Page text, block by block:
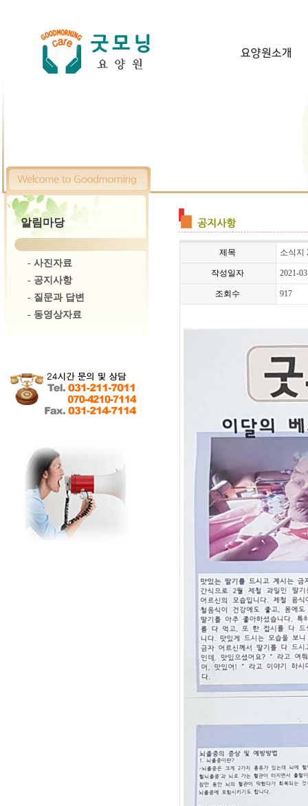
요양원소개
알림마당
- 사진자료
- 공지사항
- 질문과 답변
- 동영상자료
제목 소식지
작성일자 2021-
조회수 917